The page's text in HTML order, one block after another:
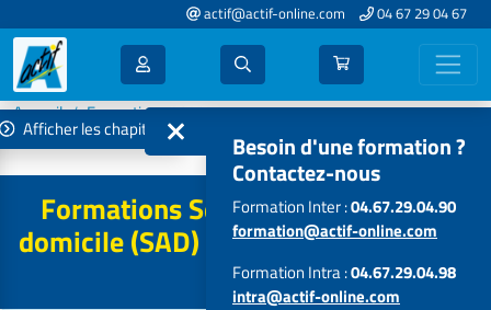
actif@actif-online.com 04 67 29 04 67
Accueil
Formations 2026
Services autonomie à domicile (SAD) : saad, ssiad, spasad
Afficher les chapitres
Formations Services autonomie à
domicile (SAD) : saad, ssiad, spasad -
2026
Besoin d'une formation ?
Contactez-nous
Formation Inter :04.67.29.04.90
formation@actif-online.com
Formation Intra :04.67.29.04.98
intra@actif-online.com